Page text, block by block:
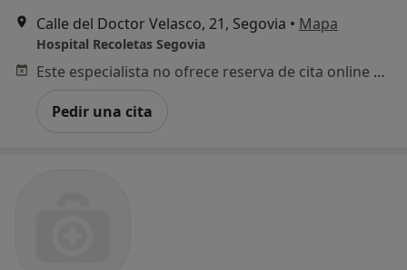
Calle del Doctor Velasco, 21, Segovia • Mapa
Hospital Recoletas Segovia
Este especialista no ofrece reserva de cita online en esta dirección.
Pedir una cita